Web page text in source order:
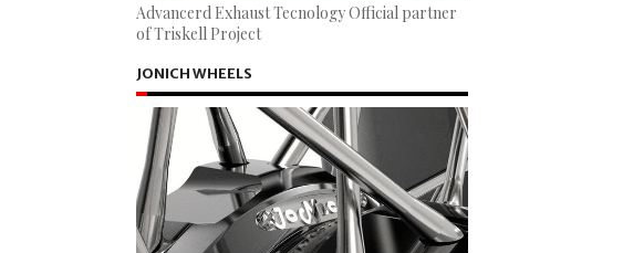
Advancerd Exhaust Tecnology Official partner
of Triskell Project
JONICH WHEELS